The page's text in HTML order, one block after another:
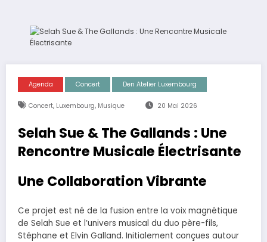
Agenda Concert Den Atelier Luxembourg
Concert, Luxembourg, Musique 20 Mai 2026
Selah Sue & The Gallands : Une
Rencontre Musicale Électrisante
Une Collaboration Vibrante
Ce projet est né de la fusion entre la voix magnétique
de Selah Sue et l’univers musical du duo père-fils,
Stéphane et Elvin Galland. Initialement conçues autour